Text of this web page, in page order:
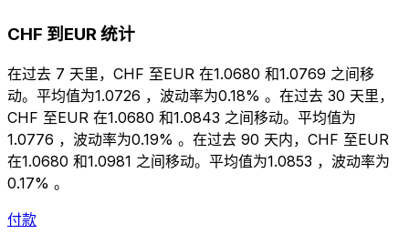
CHF 到EUR 统计
在过去 7 天里，CHF 至EUR 在1.0680 和1.0769 之间移
动。平均值为1.0726 ，波动率为0.18% 。在过去 30 天里，
CHF 至EUR 在1.0680 和1.0843 之间移动。平均值为
1.0776 ，波动率为0.19% 。在过去 90 天内，CHF 至EUR
在1.0680 和1.0981 之间移动。平均值为1.0853 ，波动率为
0.17% 。
付款